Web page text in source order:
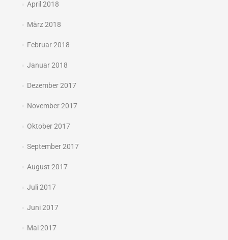
April 2018
März 2018
Februar 2018
Januar 2018
Dezember 2017
November 2017
Oktober 2017
September 2017
August 2017
Juli 2017
Juni 2017
Mai 2017